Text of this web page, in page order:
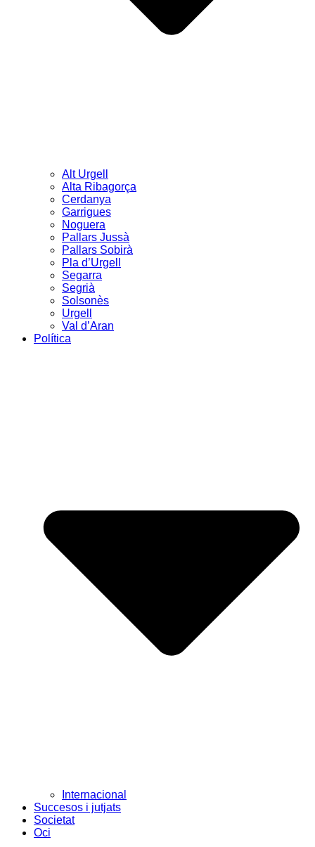
Alt Urgell
Alta Ribagorça
Cerdanya
Garrigues
Noguera
Pallars Jussà
Pallars Sobirà
Pla d’Urgell
Segarra
Segrià
Solsonès
Urgell
Val d’Aran
Política
Internacional
Succesos i jutjats
Societat
Oci